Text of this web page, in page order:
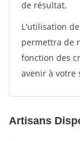
de résultat.
L'utilisation
permettra de
fonction des
avenir à votre
Artisans